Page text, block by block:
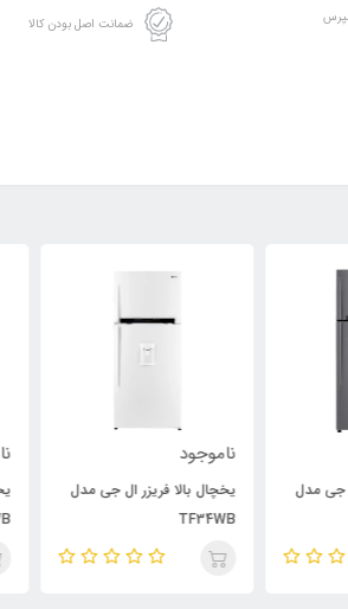
ضمانت اصل بودن کالا
جی مدل
ناموجود
یخچال بالا فریزر ال جی مدل
TF34WB